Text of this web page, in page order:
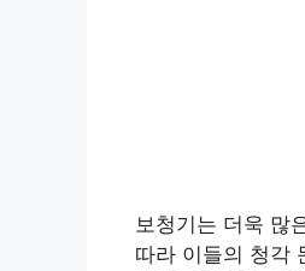
보청기는 더욱 많
따라 이들의 청각